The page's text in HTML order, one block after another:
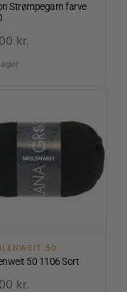
Strømpegarn farve
kr.
50
50 1106 Sort
kr.